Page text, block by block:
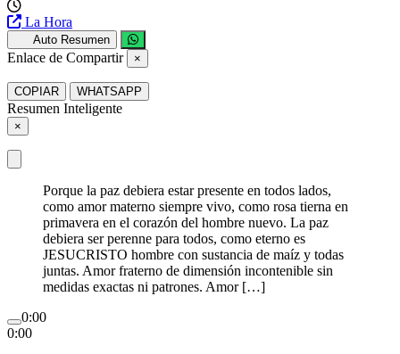
La Hora
Auto Resumen
Enlace de Compartir ×
COPIAR WHATSAPP
Resumen Inteligente
×
Porque la paz debiera estar presente en todos lados,
como amor materno siempre vivo, como rosa tierna en
primavera en el corazón del hombre nuevo. La paz
debiera ser perenne para todos, como eterno es
JESUCRISTO hombre con sustancia de maíz y todas
juntas. Amor fraterno de dimensión incontenible sin
medidas exactas ni patrones. Amor […]
0:00
0:00